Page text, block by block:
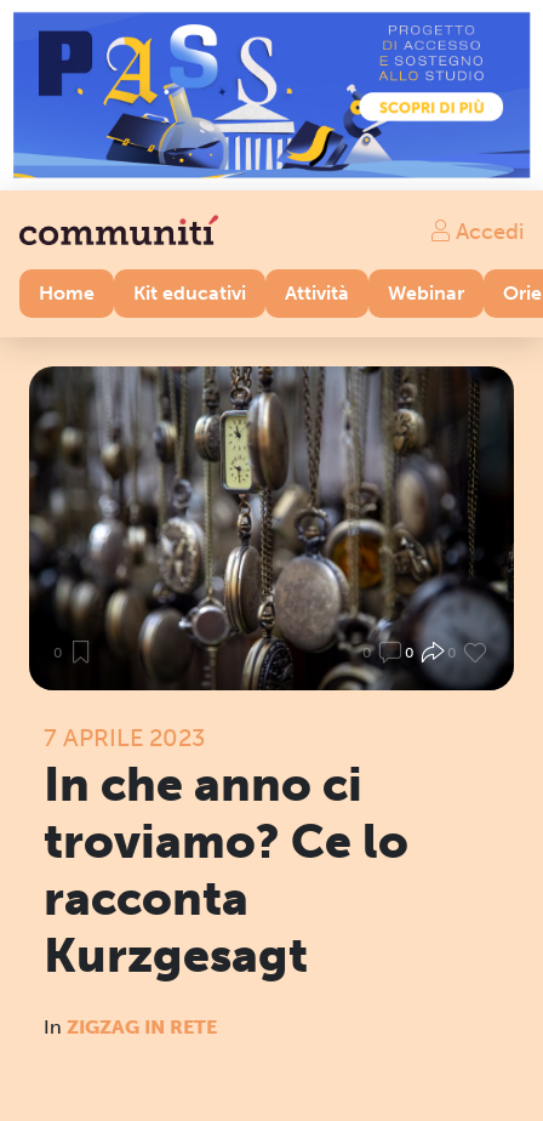
Home Kit educativi Attività Webinar
Accedi
0 0 0 0
7 APRILE 2023
In che anno ci
troviamo? Ce lo
racconta
Kurzgesagt
In ZIGZAG IN RETE